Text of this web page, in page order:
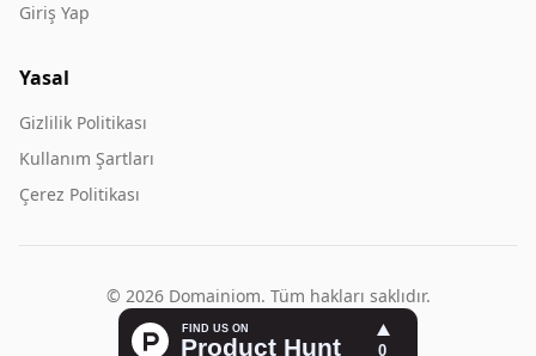
Giriş Yap
Yasal
Gizlilik Politikası
Kullanım Şartları
Çerez Politikası
© 2026 Domainiom. Tüm hakları saklıdır.